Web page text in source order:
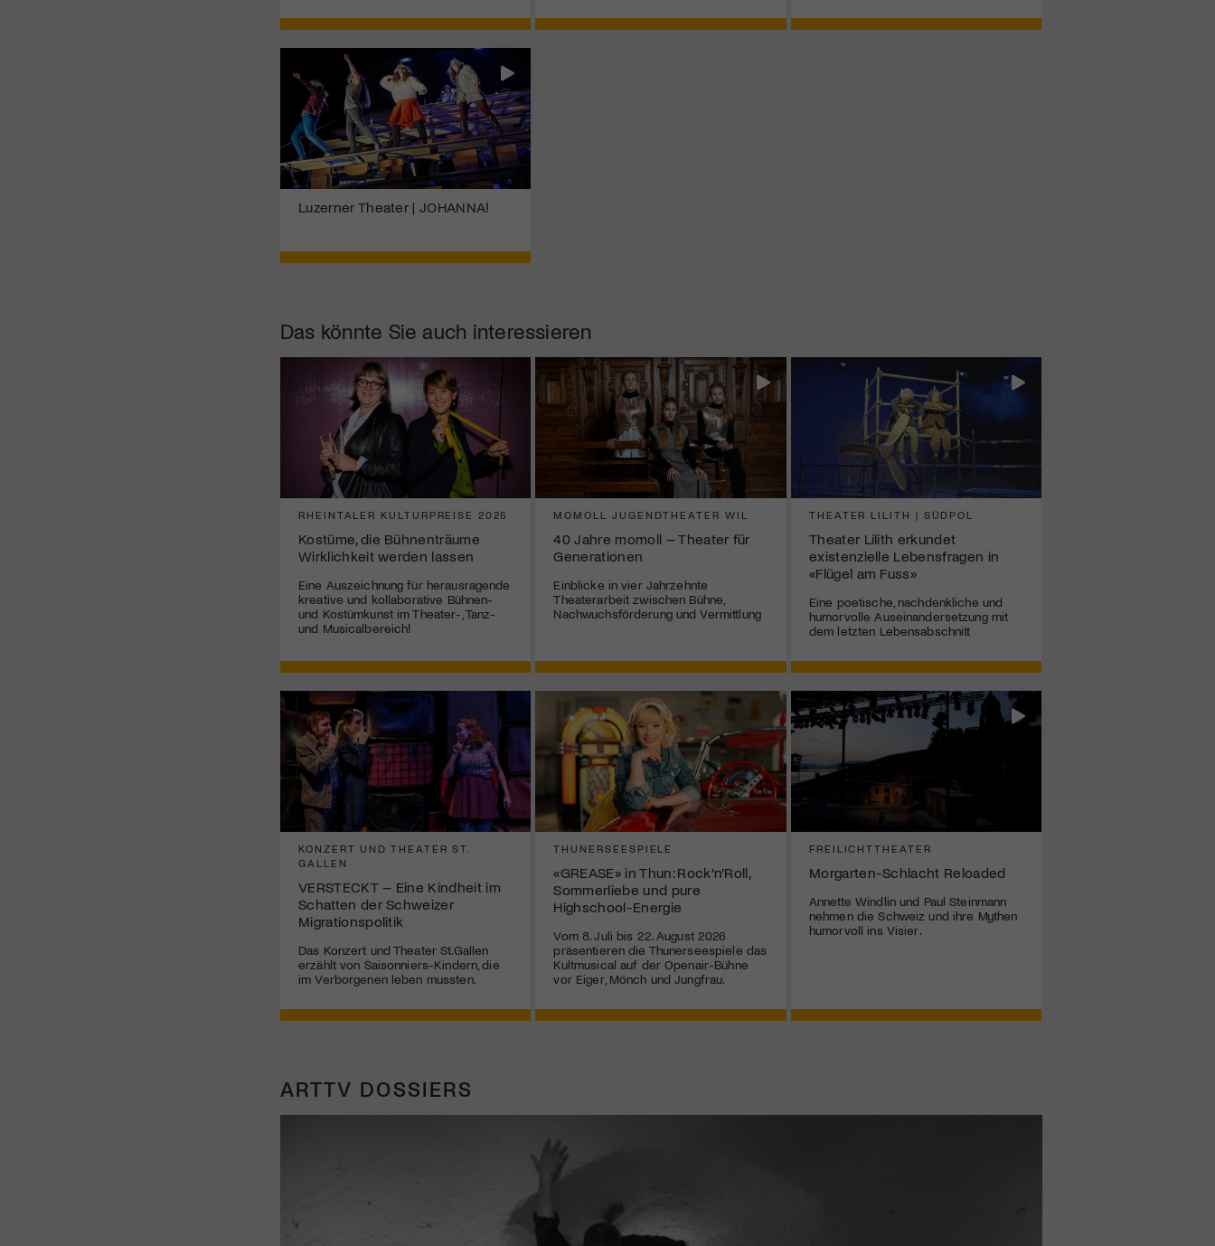
Luzerner Theater | JOHANNA!
Das könnte Sie auch interessieren
RHEINTALER KULTURPREISE 2025
Kostüme, die Bühnenträume
Wirklichkeit werden lassen
Eine Auszeichnung für herausragende
kreative und kollaborative Bühnen-
und Kostümkunst im Theater-, Tanz-
und Musicalbereich!
MOMOLL JUGENDTHEATER WIL
40 Jahre momoll – Theater für
Generationen
Einblicke in vier Jahrzehnte
Theaterarbeit zwischen Bühne,
Nachwuchsförderung und Vermittlung
THEATER LILITH | SÜDPOL
Theater Lilith erkundet
existenzielle Lebensfragen in
«Flügel am Fuss»
Eine poetische, nachdenkliche und
humorvolle Auseinandersetzung mit
dem letzten Lebensabschnitt
KONZERT UND THEATER ST.
GALLEN
VERSTECKT – Eine Kindheit im
Schatten der Schweizer
Migrationspolitik
Das Konzert und Theater St.Gallen
erzählt von Saisonniers-Kindern, die
im Verborgenen leben mussten.
THUNERSEESPIELE
«GREASE» in Thun: Rock’n’Roll,
Sommerliebe und pure
Highschool-Energie
Vom 8. Juli bis 22. August 2026
präsentieren die Thunerseespiele das
Kultmusical auf der Openair-Bühne
vor Eiger, Mönch und Jungfrau.
FREILICHTTHEATER
Morgarten-Schlacht Reloaded
Annette Windlin und Paul Steinmann
nehmen die Schweiz und ihre Mythen
humorvoll ins Visier.
ARTTV DOSSIERS